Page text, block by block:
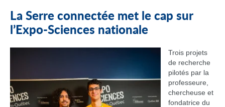
La Serre connectée met le cap sur
l’Expo-Sciences nationale
Trois projets
de recherche
pilotés par la
professeure,
chercheuse et
fondatrice du